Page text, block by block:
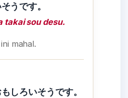
うです。
takai sou desu.
mahal.
しろいそうです。